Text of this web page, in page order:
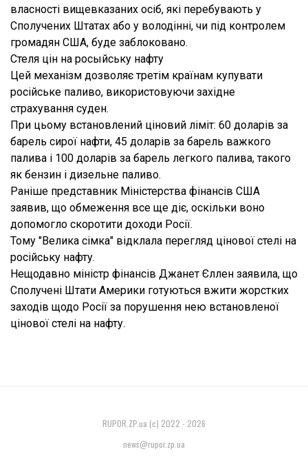
власності вищевказаних осіб, які перебувають у
Сполучених Штатах або у володінні, чи під контролем
громадян США, буде заблоковано.
Стеля цін на росыйську нафту
Цей механізм дозволяє третім країнам купувати
російське паливо, використовуючи західне
страхування суден.
При цьому встановлений ціновий ліміт: 60 доларів за
барель сирої нафти, 45 доларів за барель важкого
палива і 100 доларів за барель легкого палива, такого
як бензин і дизельне паливо.
Раніше представник Міністерства фінансів США
заявив, що обмеження все ще діє, оскільки воно
допомогло скоротити доходи Росії.
Тому "Велика сімка" відклала перегляд цінової стелі на
російську нафту.
Нещодавно міністр фінансів Джанет Єллен заявила, що
Сполучені Штати Америки готуються вжити жорстких
заходів щодо Росії за порушення нею встановленої
цінової стелі на нафту.
RUPOR.ZP.ua (c) 2022 - 2026
news@rupor.zp.ua